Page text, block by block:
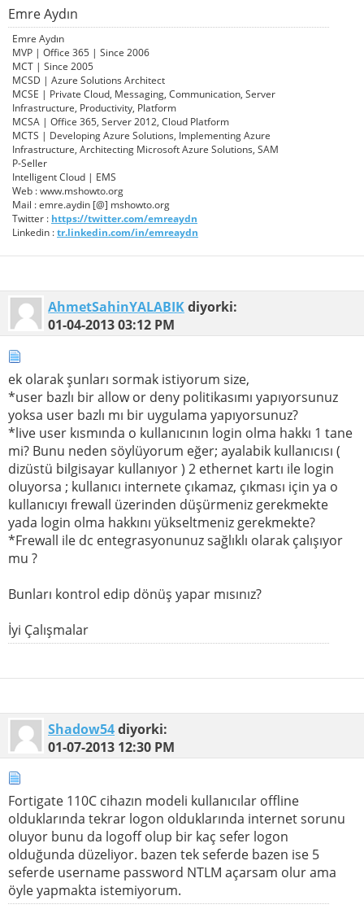
Emre Aydın
Emre Aydın
MVP | Office 365 | Since 2006
MCT | Since 2005
MCSD | Azure Solutions Architect
MCSE | Private Cloud, Messaging, Communication, Server
Infrastructure, Productivity, Platform
MCSA | Office 365, Server 2012, Cloud Platform
MCTS | Developing Azure Solutions, Implementing Azure
Infrastructure, Architecting Microsoft Azure Solutions, SAM
P-Seller
Intelligent Cloud | EMS
Web : www.mshowto.org
Mail : emre.aydin [@] mshowto.org
Twitter : https://twitter.com/emreaydn
Linkedin :tr.linkedin.com/in/emreaydn
AhmetSahinYALABIKdiyorki:
01-04-201303:12 PM
ek olarak şunları sormak istiyorum size,
*user bazlı bir allow or deny politikasımı yapıyorsunuz
yoksa user bazlı mı bir uygulama yapıyorsunuz?
*live user kısmında o kullanıcının login olma hakkı 1 tane
mi? Bunu neden söylüyorum eğer; ayalabik kullanıcısı (
dizüstü bilgisayar kullanıyor ) 2 ethernet kartı ile login
oluyorsa ; kullanıcı internete çıkamaz, çıkması için ya o
kullanıcıyı frewall üzerinden düşürmeniz gerekmekte
yada login olma hakkını yükseltmeniz gerekmekte?
*Frewall ile dc entegrasyonunuz sağlıklı olarak çalışıyor
mu ?
Bunları kontrol edip dönüş yapar mısınız?
İyi Çalışmalar
Shadow54diyorki:
01-07-2013 12:30 PM
Fortigate 110C cihazın modeli kullanıcılar offline
olduklarında tekrar logon olduklarında internet sorunu
oluyor bunu da logoff olup bir kaç sefer logon
olduğunda düzeliyor. bazen tek seferde bazen ise 5
seferde username password NTLM açarsam olur ama
öyle yapmakta istemiyorum.